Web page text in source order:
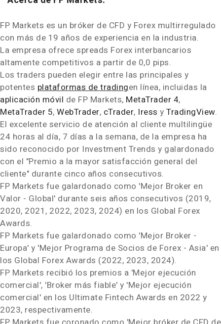
FP Markets es un bróker de CFD y Forex multirregulado
con más de 19 años de experiencia en la industria.
La empresa ofrece spreads Forex interbancarios
altamente competitivos a partir de 0,0 pips.
Los traders pueden elegir entre las principales y
potentes plataformas de tradingen línea, incluidas la
aplicación móvil de FP Markets, MetaTrader 4,
MetaTrader 5, WebTrader, cTrader, Iress y TradingView.
El excelente servicio de atención al cliente multilingüe
24 horas al día, 7 días a la semana, de la empresa ha
sido reconocido por Investment Trends y galardonado
con el "Premio a la mayor satisfacción general del
cliente" durante cinco años consecutivos.
FP Markets fue galardonado como 'Mejor Broker en
Valor - Global' durante seis años consecutivos (2019,
2020, 2021, 2022, 2023, 2024) en los Global Forex
Awards.
FP Markets fue galardonado como 'Mejor Broker -
Europa' y 'Mejor Programa de Socios de Forex - Asia' en
los Global Forex Awards (2022, 2023, 2024).
FP Markets recibió los premios a 'Mejor ejecución
comercial', 'Broker más fiable' y 'Mejor ejecución
comercial' en los Ultimate Fintech Awards en 2022 y
2023, respectivamente.